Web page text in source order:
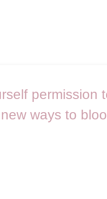
permission
ways to